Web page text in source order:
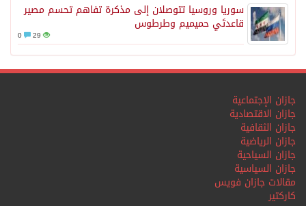
سوريا وروسيا تتوصلان إلى مذكرة تفاهم تحسم مصير
قاعدتَي حميميم وطرطوس
29
جازان الإجتماعية
جازان الاقتصادية
جازان الثقافية
جازان الرياضية
جازان السياحية
جازان السياسية
مقالات جازان فويس
كاركتير